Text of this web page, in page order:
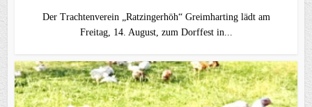
Der Trachtenverein „Ratzingerhöh“ Greimharting lädt am
Freitag, 14. August, zum Dorffest in...